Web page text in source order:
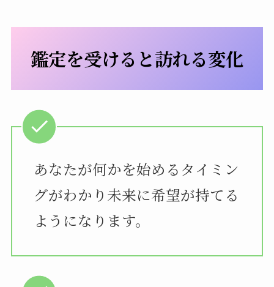
鑑定を受けると訪れる変化
あなたが何かを始めるタイミン
グがわかり未来に希望が持てる
ようになります。